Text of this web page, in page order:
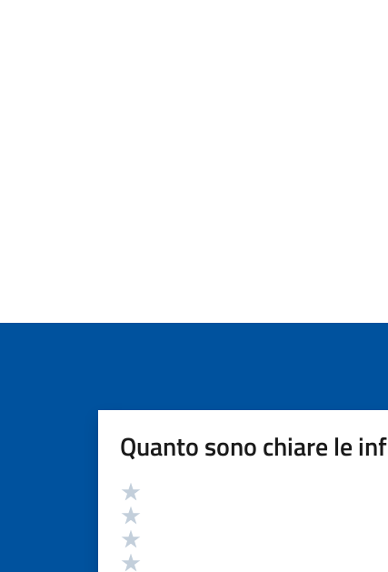
Quanto sono chiare le
Valutazione